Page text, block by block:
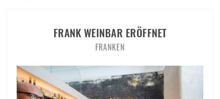
FRANK WEINBAR ERÖFFNET
FRANKEN